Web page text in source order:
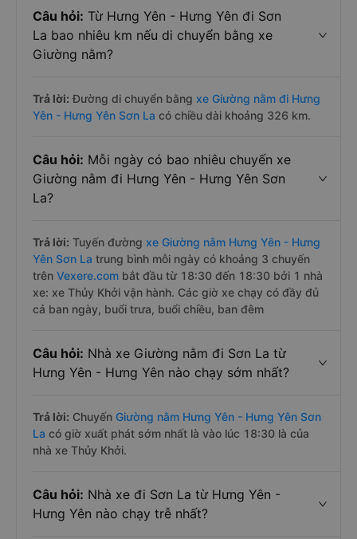
Câu hỏi: Từ Hưng Yên - Hưng Yên đi Sơn
La bao nhiêu km nếu di chuyển bằng xe
Giường nằm?
Trả lời: Đường di chuyển bằng xe Giường nằm đi Hưng
Yên - Hưng Yên Sơn La có chiều dài khoảng 326 km.
Câu hỏi: Mỗi ngày có bao nhiêu chuyến xe
Giường nằm đi Hưng Yên - Hưng Yên Sơn
La?
Trả lời: Tuyến đường xe Giường nằm Hưng Yên - Hưng
Yên Sơn La trung bình mỗi ngày có khoảng 3 chuyến
trên Vexere.com bắt đầu từ 18:30 đến 18:30 bởi 1 nhà
xe: xe Thủy Khởi vận hành. Các giờ xe chạy có đầy đủ
cả ban ngày, buổi trưa, buổi chiều, ban đêm
Câu hỏi: Nhà xe Giường nằm đi Sơn La từ
Hưng Yên - Hưng Yên nào chạy sớm nhất?
Trả lời: Chuyến Giường nằm Hưng Yên - Hưng Yên Sơn
La có giờ xuất phát sớm nhất là vào lúc 18:30 là của
nhà xe Thủy Khởi.
Câu hỏi: Nhà xe đi Sơn La từ Hưng Yên -
Hưng Yên nào chạy trễ nhất?